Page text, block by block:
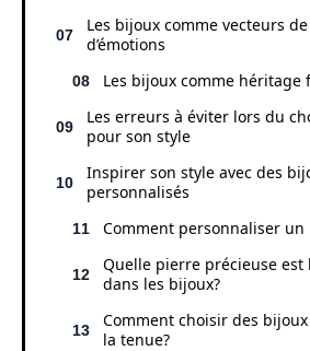
Les bijoux comme vecteurs
d’émotions
Les bijoux comme héritage
Les erreurs à éviter lors du
pour son style
Inspirer son style avec des
personnalisés
Comment personnaliser un
Quelle pierre précieuse
dans les bijoux?
Comment choisir des
la tenue?